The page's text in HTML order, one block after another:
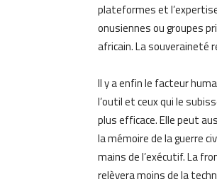
plateformes et
onusiennes ou groupes
africain. La souveraineté
Il y a enfin le facteur
l’outil et ceux qui le
plus efficace. Elle peut
la mémoire de la guerre
mains de l’exécutif. La
relèvera moins de la